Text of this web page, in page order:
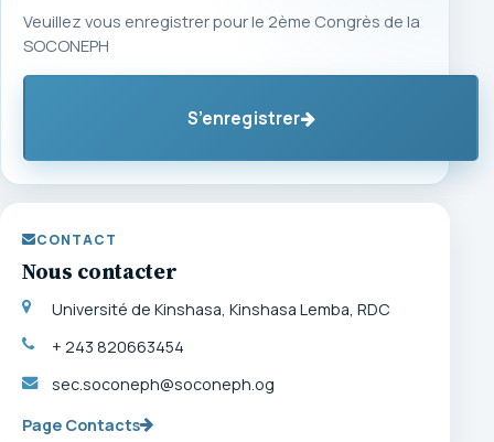
Veuillez vous enregistrer pour le 2ème Congrès de la
SOCONEPH
S’enregistrer
CONTACT
Nous contacter
Université de Kinshasa, Kinshasa Lemba, RDC
+ 243 820663454
sec.soconeph@soconeph.og
Page Contacts